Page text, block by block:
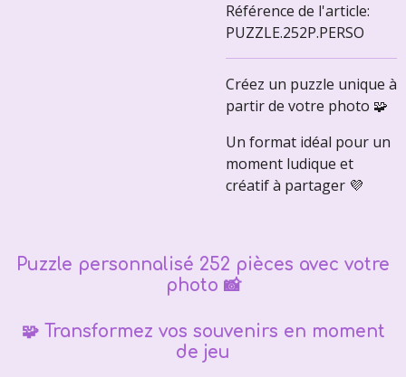
Référence de l'article:
PUZZLE.252P.PERSO
Créez un puzzle unique à
partir de votre photo 🧩
Un format idéal pour un
moment ludique et
créatif à partager 💜
Puzzle personnalisé 252 pièces avec votre
photo 📸
🧩 Transformez vos souvenirs en moment
de jeu